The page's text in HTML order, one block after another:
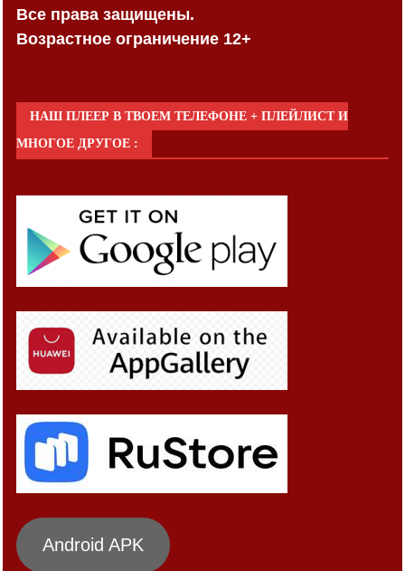
Все права защищены.
Возрастное ограничение 12+
НАШ ПЛЕЕР В ТВОЕМ ТЕЛЕФОНЕ + ПЛЕЙЛИСТ И
МНОГОЕ ДРУГОЕ :
Android APK